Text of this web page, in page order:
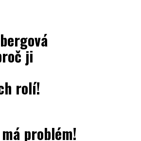
ji
rolí!
problém!